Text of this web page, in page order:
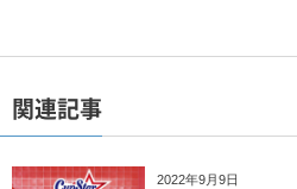
関連記事
2022年9月9日